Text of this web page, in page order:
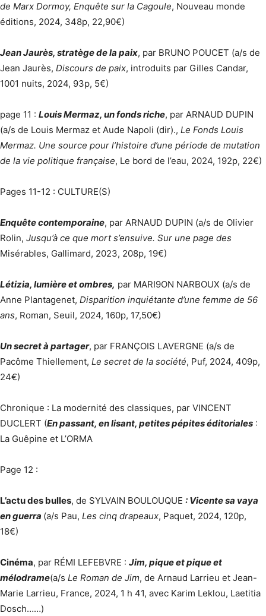
de Marx Dormoy, Enquête sur la Cagoule, Nouveau monde
éditions, 2024, 348p, 22,90€)
Jean Jaurès, stratège de la paix, par BRUNO POUCET (a/s de
Jean Jaurès, Discours de paix, introduits par Gilles Candar,
1001 nuits, 2024, 93p, 5€)
page 11 : Louis Mermaz, un fonds riche, par ARNAUD DUPIN
(a/s de Louis Mermaz et Aude Napoli (dir)., Le Fonds Louis
Mermaz. Une source pour l’histoire d’une période de mutation
de la vie politique française, Le bord de l’eau, 2024, 192p, 22€)
Pages 11-12 : CULTURE(S)
Enquête contemporaine, par ARNAUD DUPIN (a/s de Olivier
Rolin, Jusqu’à ce que mort s’ensuive. Sur une page des
Misérables, Gallimard, 2023, 208p, 19€)
Létizia, lumière et ombres, par MARI9ON NARBOUX (a/s de
Anne Plantagenet, Disparition inquiétante d’une femme de 56
ans, Roman, Seuil, 2024, 160p, 17,50€)
Un secret à partager, par FRANÇOIS LAVERGNE (a/s de
Pacôme Thiellement, Le secret de la société, Puf, 2024, 409p,
24€)
Chronique : La modernité des classiques, par VINCENT
DUCLERT (En passant, en lisant, petites pépites éditoriales :
La Guêpine et L’ORMA
Page 12 :
L’actu des bulles, de SYLVAIN BOULOUQUE : Vicente sa vaya
en guerra (a/s Pau, Les cinq drapeaux, Paquet, 2024, 120p,
18€)
Cinéma, par RÉMI LEFEBVRE : Jim, pique et pique et
mélodrame(a/s Le Roman de Jim, de Arnaud Larrieu et Jean-
Marie Larrieu, France, 2024, 1 h 41, avec Karim Leklou, Laetitia
Dosch……)